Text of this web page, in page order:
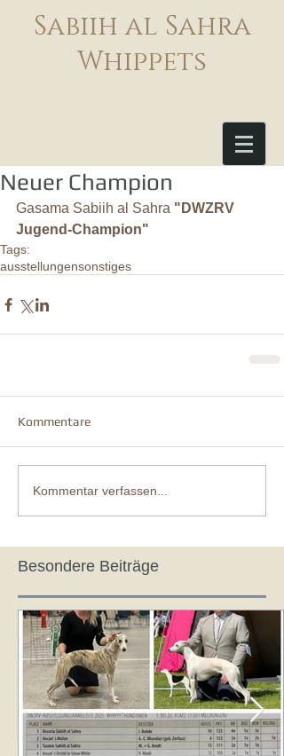
Sabiih al Sahra
Whippets
Neuer Champion
Gasama Sabiih al Sahra "DWZRV
Jugend-Champion"
Tags:
ausstellungensonstiges
Kommentare
Kommentar verfassen...
Besondere Beiträge